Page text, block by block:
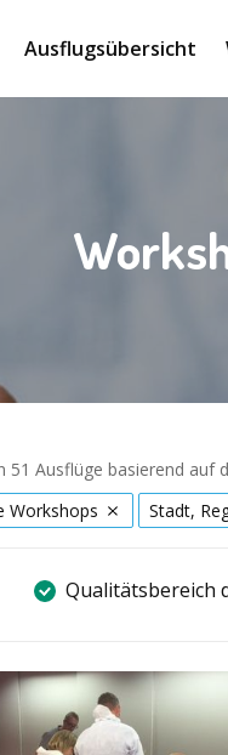
Ausflugsübersicht
51 Ausflüge basierend auf
Workshops
Stadt,
Qualitätsbereich